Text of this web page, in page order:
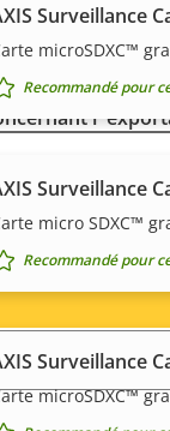
Surveillance
microSDXC™
Recommandé pour
Surveillance
micro SDXC™
Recommandé pour
Surveillance
microSDXC™
ainsi
de
des